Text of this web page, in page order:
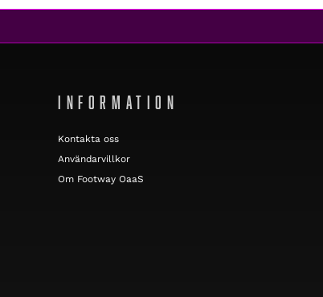
INFORMATION
Kontakta oss
Användarvillkor
Om Footway OaaS